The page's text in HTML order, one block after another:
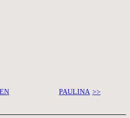
SEE SPACES >>
PAULINA